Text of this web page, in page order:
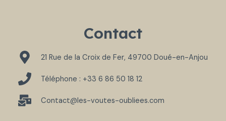
o
k
p
e
r
m
Contact
21 Rue de la Croix de Fer, 49700 Doué-en-Anjou
Téléphone : +33 6 86 50 18 12
Contact@les-voutes-oubliees.com